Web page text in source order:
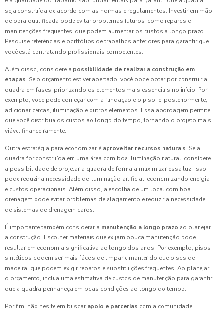
seja construída de acordo com as normas e regulamentos. Investir em mão
de obra qualificada pode evitar problemas futuros, como reparos e
manutenções frequentes, que podem aumentar os custos a longo prazo.
Pesquise referências e portfólios de trabalhos anteriores para garantir que
você está contratando profissionais competentes.
Além disso, considere a possibilidade de realizar a construção em
etapas. Se o orçamento estiver apertado, você pode optar por construir a
quadra em fases, priorizando os elementos mais essenciais no início. Por
exemplo, você pode começar com a fundação e o piso, e, posteriormente,
adicionar cercas, iluminação e outros elementos. Essa abordagem permite
que você distribua os custos ao longo do tempo, tornando o projeto mais
viável financeiramente.
Outra estratégia para economizar é aproveitar recursos naturais. Se a
quadra for construída em uma área com boa iluminação natural, considere
a possibilidade de projetar a quadra de forma a maximizar essa luz. Isso
pode reduzir a necessidade de iluminação artificial, economizando energia
e custos operacionais. Além disso, a escolha de um local com boa
drenagem pode evitar problemas de alagamento e reduzir a necessidade
de sistemas de drenagem caros.
É importante também considerar a manutenção a longo prazo ao planejar
a construção. Escolher materiais que exijam pouca manutenção pode
resultar em economia significativa ao longo dos anos. Por exemplo, pisos
sintéticos podem ser mais fáceis de limpar e manter do que pisos de
madeira, que podem exigir reparos e substituições frequentes. Ao planejar
o orçamento, inclua uma estimativa de custos de manutenção para garantir
que a quadra permaneça em boas condições ao longo do tempo.
Por fim, não hesite em buscar apoio e parcerias com a comunidade.